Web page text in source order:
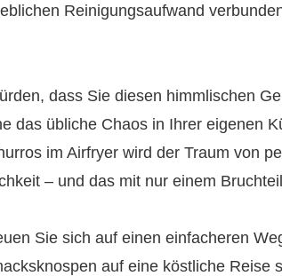
Reinigungsaufwand
dass Sie diesen himmlischen
das übliche Chaos in Ihrer eigenen
im Airfryer wird der Traum von
– und das mit nur einem
Sie sich auf einen einfacheren
auf eine köstliche Reise